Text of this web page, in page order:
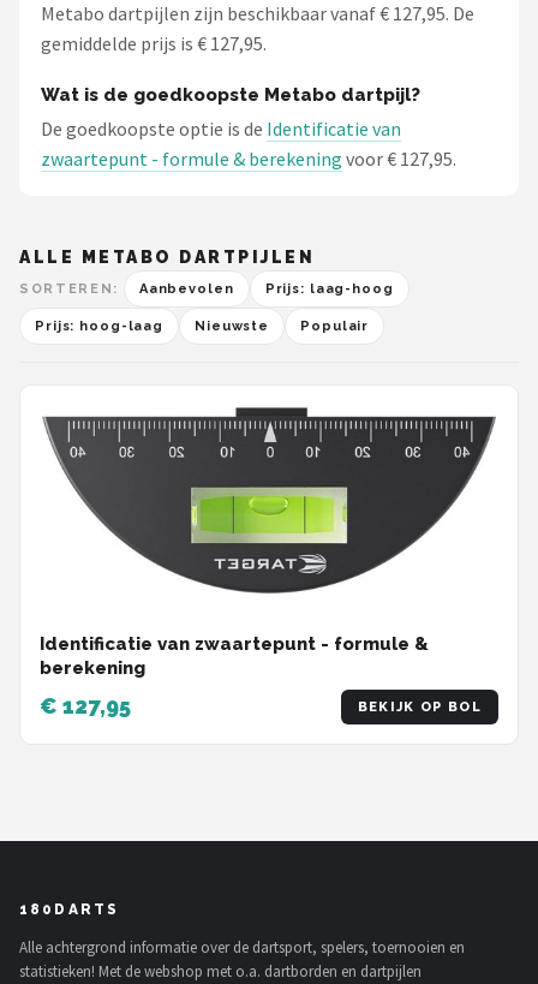
Alle merken →
Metabo dartpijlen zijn beschikbaar vanaf € 127,95. De
gemiddelde prijs is € 127,95.
Wat is de goedkoopste Metabo dartpijl?
De goedkoopste optie is de Identificatie van
zwaartepunt - formule & berekening voor € 127,95.
ALLE METABO DARTPIJLEN
SORTEREN: Aanbevolen Prijs: laag-hoog
Prijs: hoog-laag Nieuwste Populair
Identificatie van zwaartepunt - formule &
berekening
€ 127,95 BEKIJK OP BOL
180DARTS
Alle achtergrond informatie over de dartsport, spelers, toernooien en
statistieken! Met de webshop met o.a. dartborden en dartpijlen